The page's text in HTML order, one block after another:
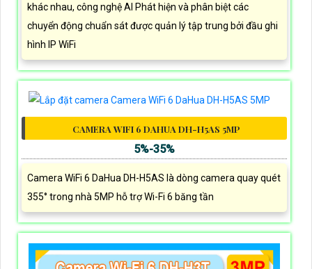
khác nhau, công nghệ AI Phát hiện và phân biệt các
chuyển động chuẩn sát được quản lý tập trung bởi đầu ghi
hình IP WiFi
CAMERA WIFI 6 DAHUA DH-H5AS 5MP
5%-35%
Camera WiFi 6 DaHua DH-H5AS là dòng camera quay quét
355° trong nhà 5MP hỗ trợ Wi-Fi 6 băng tần